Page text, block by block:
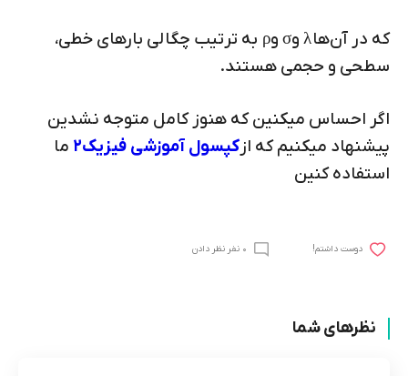
که در آن‌هاλ وσ وρ به ترتیب چگالی بارهای خطی،
سطحی و حجمی هستند.
اگر احساس میکنین که هنوز کامل متوجه نشدین
پیشنهاد میکنیم که از کپسول آموزشی فیزیک۲
ما
استفاده کنین
!دوست داشتم 0 نفر نظر دادن
نظرهای شما